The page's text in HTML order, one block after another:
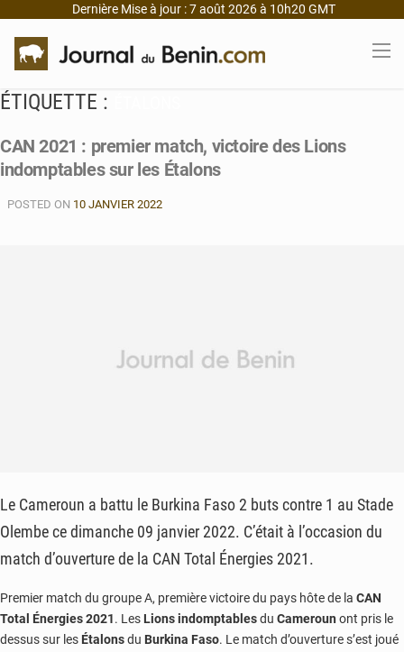
Dernière Mise à jour : 7 août 2026 à 10h20 GMT
ÉTIQUETTE :
CAN 2021 : premier match, victoire des Lions
indomptables sur les Étalons
POSTED ON 10 JANVIER 2022
Le Cameroun a battu le Burkina Faso 2 buts contre 1 au Stade
Olembe ce dimanche 09 janvier 2022. C’était à l’occasion du
match d’ouverture de la CAN Total Énergies 2021.
Premier match du groupe A, première victoire du pays hôte de la CAN
Total Énergies 2021. Les Lions indomptablesdu Cameroun ont pris le
dessus sur les Étalonsdu Burkina Faso. Le match d’ouverture s’est joué